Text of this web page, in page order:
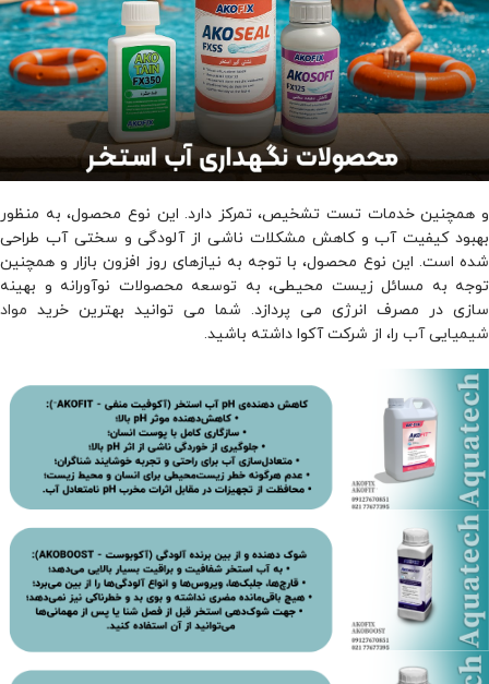
و همچنین خدمات تست تشخیص، تمرکز دارد. این نوع محصول، به منظور
بهبود کیفیت آب و کاهش مشکلات ناشی از آلودگی و سختی آب طراحی
شده است. این نوع محصول، با توجه به نیازهای روز افزون بازار و همچنین
توجه به مسائل زیست‌ محیطی، به توسعه محصولات نوآورانه و بهینه
سازی در مصرف انرژی می ‌پردازد. شما می توانید بهترین خرید مواد
شیمیایی آب را، از شرکت آکوا داشته باشید.